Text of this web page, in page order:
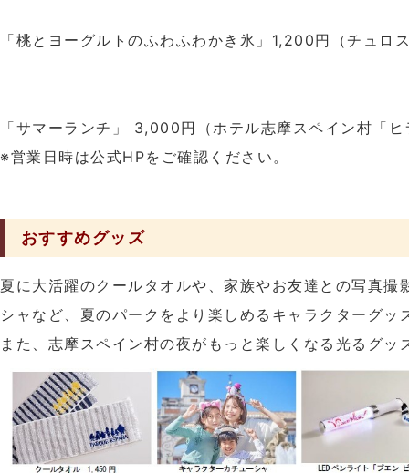
「桃とヨーグルトのふわふわかき氷」1,200円（チュロ
「サマーランチ」 3,000円（ホテル志摩スペイン村「
※営業日時は公式HPをご確認ください。
おすすめグッズ
夏に大活躍のクールタオルや、家族やお友達との写真撮
シャなど、夏のパークをより楽しめるキャラクターグッ
また、志摩スペイン村の夜がもっと楽しくなる光るグッ